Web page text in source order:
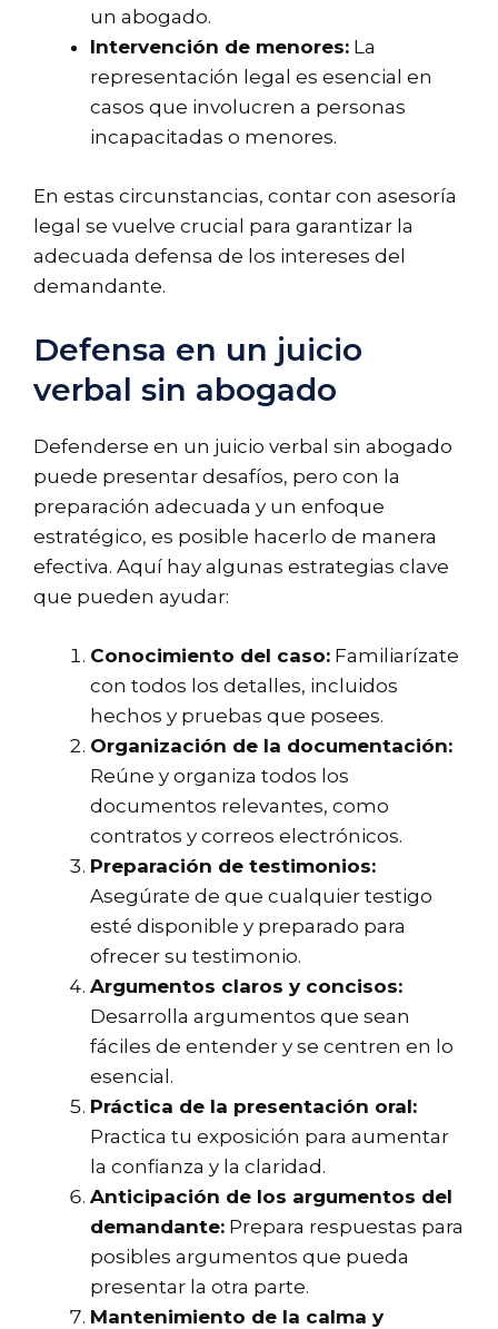
un abogado.
Intervención de menores: La
representación legal es esencial en
casos que involucren a personas
incapacitadas o menores.
En estas circunstancias, contar con asesoría
legal se vuelve crucial para garantizar la
adecuada defensa de los intereses del
demandante.
Defensa en un juicio
verbal sin abogado
Defenderse en un juicio verbal sin abogado
puede presentar desafíos, pero con la
preparación adecuada y un enfoque
estratégico, es posible hacerlo de manera
efectiva. Aquí hay algunas estrategias clave
que pueden ayudar:
Conocimiento del caso: Familiarízate
con todos los detalles, incluidos
hechos y pruebas que posees.
Organización de la documentación:
Reúne y organiza todos los
documentos relevantes, como
contratos y correos electrónicos.
Preparación de testimonios:
Asegúrate de que cualquier testigo
esté disponible y preparado para
ofrecer su testimonio.
Argumentos claros y concisos:
Desarrolla argumentos que sean
fáciles de entender y se centren en lo
esencial.
Práctica de la presentación oral:
Practica tu exposición para aumentar
la confianza y la claridad.
Anticipación de los argumentos del
demandante: Prepara respuestas para
posibles argumentos que pueda
presentar la otra parte.
Mantenimiento de la calma y